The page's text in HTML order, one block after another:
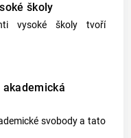
školy
vysoké školy tvoří
svobody a tato